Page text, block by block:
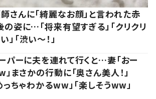
さんに「綺麗なお顔」と言われた赤
姿に…「将来有望すぎる」「クリクリ
「渋い～！」
パーに夫を連れて行くと…妻「おー
」まさかの行動に「奥さん美人！」
っちゃわかるww」「楽しそうww」